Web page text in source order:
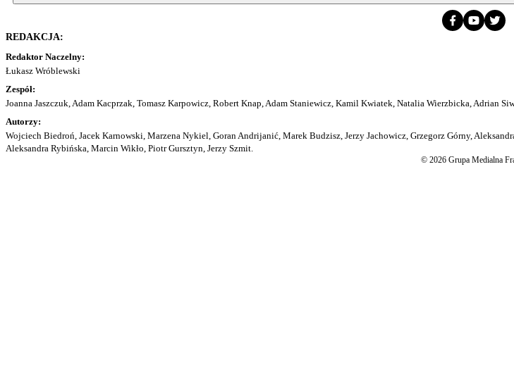
REDAKCJA:
Redaktor Naczelny:
Łukasz Wróblewski
Zespół:
Joanna Jaszczuk, Adam Kacprzak, Tomasz Karpowicz, Robert Knap, Adam Staniewicz, Kamil Kwiatek, Natalia Wierzbicka, Adrian
Autorzy:
Wojciech Biedroń, Jacek Karnowski, Marzena Nykiel, Goran Andrijanić, Marek Budzisz, Jerzy Jachowicz, Grzegorz Górny,
Aleksandra Rybińska, Marcin Wikło, Piotr Gursztyn, Jerzy Szmit.
© 2026 Grupa Medialna